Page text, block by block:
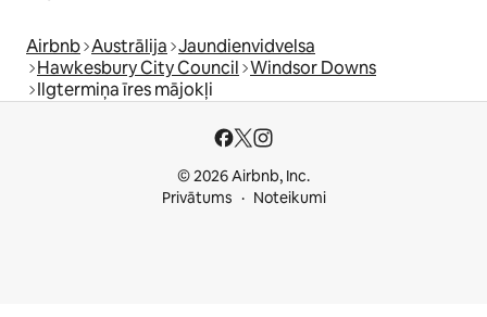
Airbnb Austrālija Jaundienvidvelsa
Hawkesbury City Council Windsor Downs
Ilgtermiņa īres mājokļi
© 2026 Airbnb, Inc.
Privātums
Noteikumi